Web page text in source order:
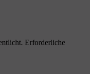
Erforderliche